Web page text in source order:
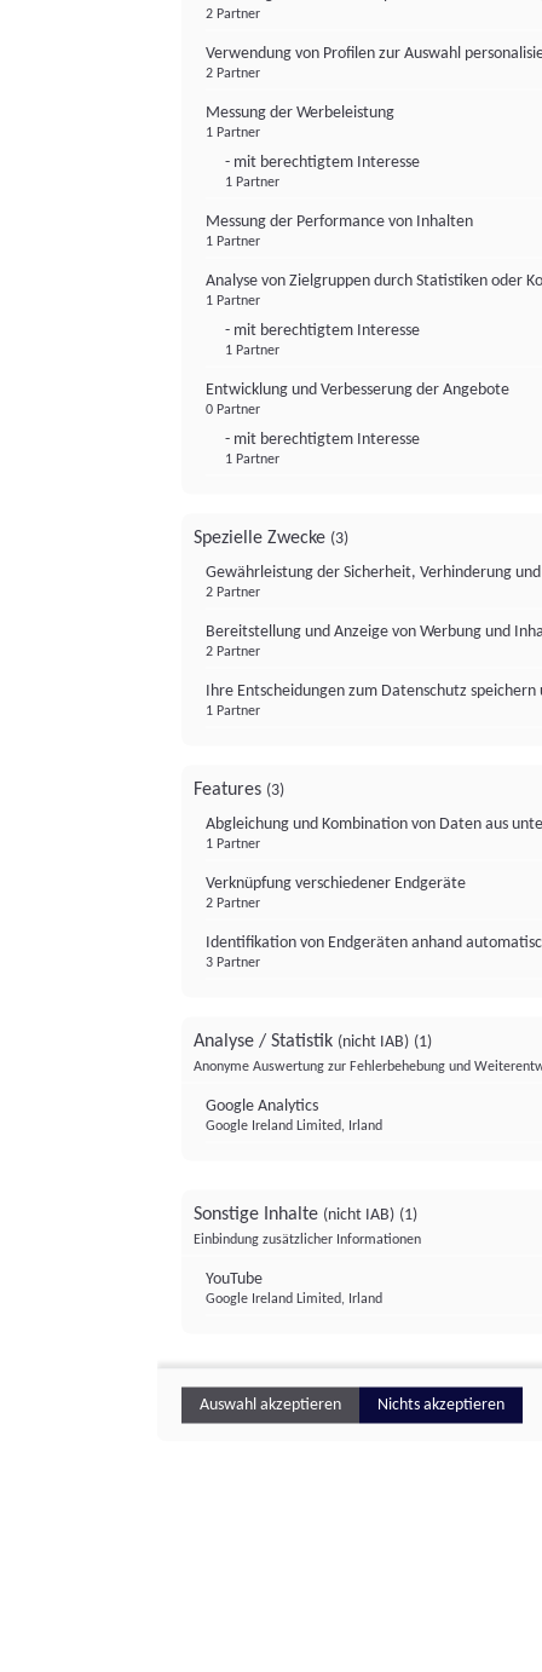
2 Partner
Verwendung von Profilen zur Auswahl
2 Partner
Messung der Werbeleistung
1 Partner
- mit berechtigtem Interesse
1 Partner
Messung der Performance von Inhalten
1 Partner
Analyse von Zielgruppen durch Statistiken oder
1 Partner
- mit berechtigtem Interesse
1 Partner
Entwicklung und Verbesserung der Angebote
0 Partner
- mit berechtigtem Interesse
1 Partner
Spezielle Zwecke (3)
Gewährleistung der Sicherheit, Verhinderung
2 Partner
Bereitstellung und Anzeige von Werbung und
2 Partner
Ihre Entscheidungen zum Datenschutz
1 Partner
Features (3)
Abgleichung und Kombination von Daten aus
1 Partner
Verknüpfung verschiedener Endgeräte
2 Partner
Identifikation von Endgeräten anhand
3 Partner
Analyse / Statistik (nicht IAB) (1)
Anonyme Auswertung zur Fehlerbehebung und
Google Analytics
Google Ireland Limited, Irland
Sonstige Inhalte (nicht IAB) (1)
Einbindung zusätzlicher Informationen
YouTube
Google Ireland Limited, Irland
Auswahl akzeptieren Nichts akzeptieren